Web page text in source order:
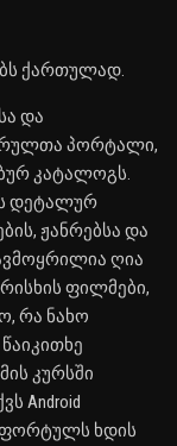
ქართულად.
და
პორტალი,
კატალოგს.
დეტალურ
ჟანრებსა და
ღია
ფილმები,
რა ნახო
კურსში
Android
ხდის